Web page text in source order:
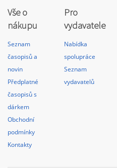
Vše o
nákupu
Seznam
časopisů a
novin
Předplatné
časopisů s
dárkem
Obchodní
podmínky
Kontakty
Pro
vydavatele
Nabídka
spolupráce
Seznam
vydavatelů